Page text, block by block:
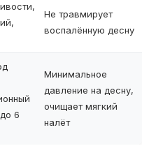
Не травмирует
воспалённую десну
6
Минимальное
давление на десну,
очищает мягкий
налёт